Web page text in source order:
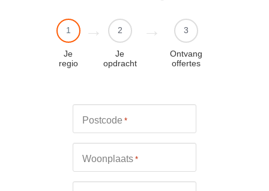
1
Je
regio
2
Je
opdracht
3
Ontvang
offertes
Postcode *
Woonplaats *